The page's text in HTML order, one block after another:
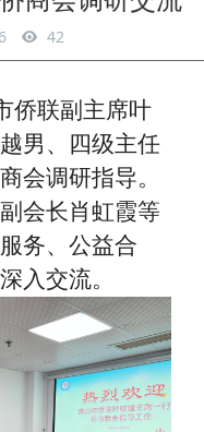
42
侨联副主席叶
男、四级主任
会调研指导。
会长肖虹霞等
务、公益合
入交流。